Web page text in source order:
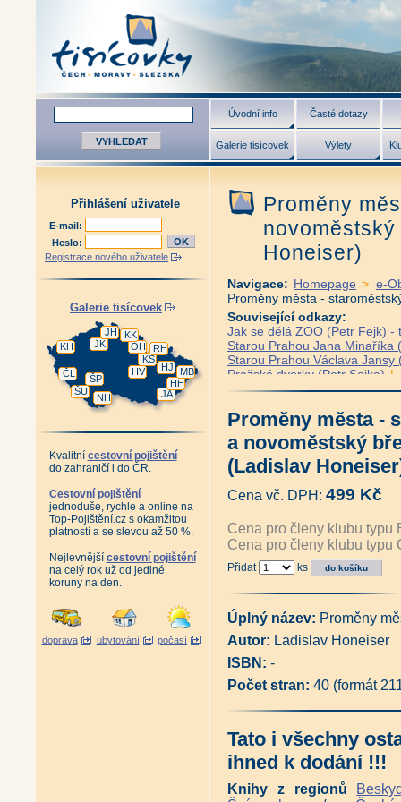
Úvodní info Časté dotazy
Galerie tisícovek Výlety
Přihlášení uživatele
E-mail:
Heslo:
Registrace nového uživatele
Galerie tisícovek
JA
HH
MB
HJ
HV
NH
KS
RH
ŠP
ŠU
OH
JK
KK
ČL
JH
KH
Kvalitní cestovní pojištění
do zahraničí i do ČR.
Cestovní pojištění
jednoduše, rychle a online na
Top-Pojištění.cz s okamžitou
platností a se slevou až 50 %.
Nejlevnější cestovní pojištění
na celý rok už od jediné
koruny na den.
doprava ubytování počasí
Proměny
Honeiser)
Navigace: Homepage > e-
Proměny města -
Související odkazy:
Jak se dělá ZOO (Petr Fejk)
Starou Prahou Jana Minaříka
Starou Prahou Václava
Pražské dvorky (Petr Sojka) |
Praha v proměnách času
Antikvariát - Procházky
Zánik pražského ghetta
Plánování Prahy - Historie
1994 (Martina Koukalová,
Velká Praha Drobnovhledy
Pražské vilové čtvrti (Pavel
Pražští skalníci, kameníci a
Pražská okénka (Stanislava
Antikvatiát - Město jménem
Antikvariát - Pražský hrad -
Praha za císaře pána (Pavel
Antikvariát - Vyšehrad,
Antikvariát - Královský
Jan Fridrich z Valdštejna (Jiří
Nejkrásnější fotografie Prahy
Antikvariát - Stará Praha
Botič v hlavní roli (Pavlína
Kamenný most v Praze
Antikvariát - Archeologie na
Dlabačov a nymburský rod
Proměny města -
a novoměstský
(Ladislav
Cena vč. DPH: 499 Kč
Cena pro členy klubu typu
Cena pro členy klubu typu
Přidat ks
Úplný název: Proměny
Autor: Ladislav Honeiser
ISBN: -
Počet stran: 40 (formát
Tato i všechny
ihned k dodání !!!
Knihy z regionů